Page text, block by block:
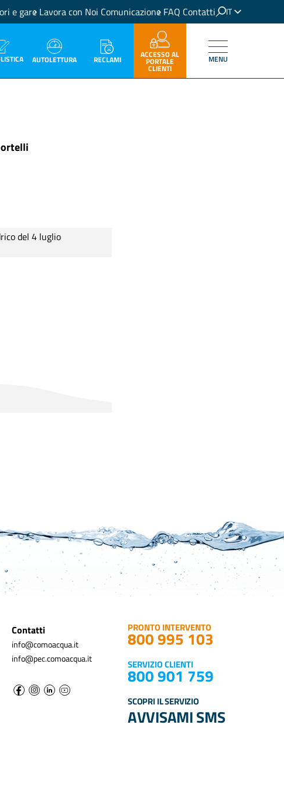
e gare Lavora con Noi Comunicazione FAQ Contatti
IT
EN
AUTOLETTURA RECLAMI ACCESSO AL
PORTALE
CLIENTI
MENU
del 4 luglio
Contatti
info@comoacqua.it
info@pec.comoacqua.it
PRONTO INTERVENTO
800 995 103
SERVIZIO CLIENTI
800 901 759
SCOPRI IL SERVIZIO
AVVISAMI SMS